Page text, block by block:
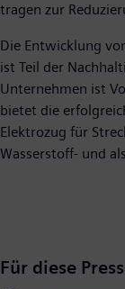
tragen zur
Die Entwicklung
ist Teil der
Unternehmen ist
bietet die
Elektrozug für
Wasserstoff- und
Für diese